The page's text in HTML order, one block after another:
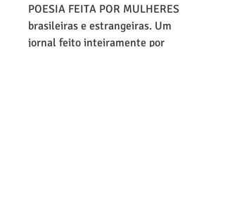
POESIA FEITA POR MULHERES
brasileiras e estrangeiras. Um
jornal feito inteiramente por